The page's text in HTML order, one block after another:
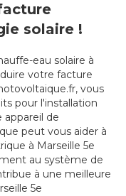
solaire !
eau solaire à
votre facture
vous
pour l'installation
de
peut vous aider à
à Marseille 5e
au système de
à une meilleure
5e